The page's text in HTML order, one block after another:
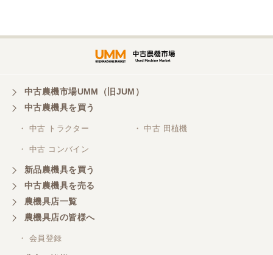
株式会社トミタモータース
中古農機市場UMM（旧JUM）
中古農機具を買う
・ 中古 トラクター ・ 中古 田植機
・ 中古 コンバイン
新品農機具を買う
中古農機具を売る
農機具店一覧
農機具店の皆様へ
・ 会員登録